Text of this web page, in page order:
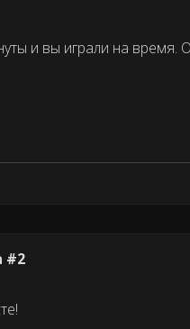
и вы играли на время.
#2